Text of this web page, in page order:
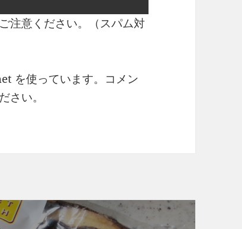
注意ください。（スパム対
を使っています。
コメン
さい。